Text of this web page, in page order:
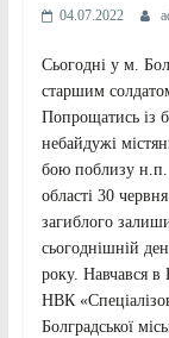
04.07.2022
Сьогодні у м.
старшим
Попрощатись із
небайдужі
бою поблизу н.п.
області 30
загиблого
сьогоднішній
року. Навчався
НВК
Болградської